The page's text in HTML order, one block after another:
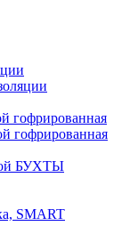
гофрированная
гофрированная
БУХТЫ
SMART